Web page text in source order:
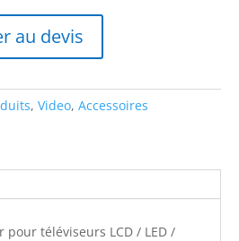
au devis
, Video, Accessoires
pour téléviseurs LCD / LED /